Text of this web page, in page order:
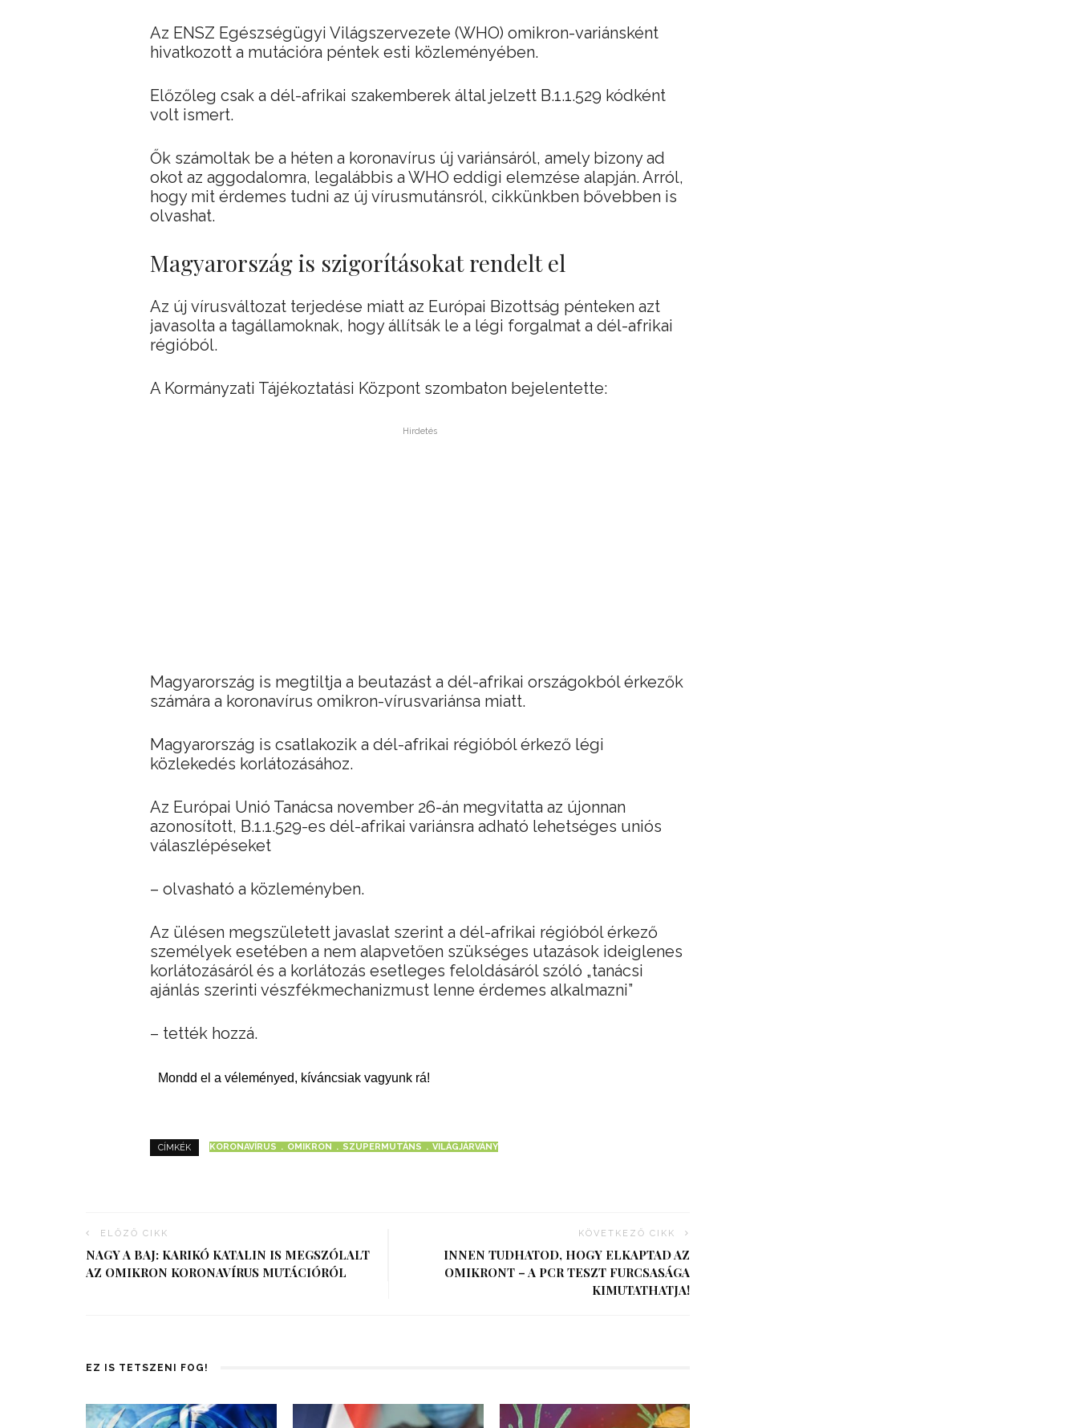
Az ENSZ Egészségügyi Világszervezete (WHO) omikron-variánsként
hivatkozott a mutációra péntek esti közleményében.
Előzőleg csak a dél-afrikai szakemberek által jelzett B.1.1.529 kódként
volt ismert.
Ők számoltak be a héten a koronavírus új variánsáról, amely bizony ad
okot az aggodalomra, legalábbis a WHO eddigi elemzése alapján. Arról,
hogy mit érdemes tudni az új vírusmutánsról, cikkünkben bővebben is
olvashat.
Magyarország is szigorításokat rendelt el
Az új vírusváltozat terjedése miatt az Európai Bizottság pénteken azt
javasolta a tagállamoknak, hogy állítsák le a légi forgalmat a dél-afrikai
régióból.
A Kormányzati Tájékoztatási Központ szombaton bejelentette:
Hirdetés
Magyarország is megtiltja a beutazást a dél-afrikai országokból érkezők
számára a koronavírus omikron-vírusvariánsa miatt.
Magyarország is csatlakozik a dél-afrikai régióból érkező légi
közlekedés korlátozásához.
Az Európai Unió Tanácsa november 26-án megvitatta az újonnan
azonosított, B.1.1.529-es dél-afrikai variánsra adható lehetséges uniós
válaszlépéseket
– olvasható a közleményben.
Az ülésen megszületett javaslat szerint a dél-afrikai régióból érkező
személyek esetében a nem alapvetően szükséges utazások ideiglenes
korlátozásáról és a korlátozás esetleges feloldásáról szóló „tanácsi
ajánlás szerinti vészfékmechanizmust lenne érdemes alkalmazni”
– tették hozzá.
Mondd el a véleményed, kíváncsiak vagyunk rá!
CÍMKÉK KORONAVÍRUS OMIKRON SZUPERMUTÁNS VILÁGJÁRVÁNY
ELŐZŐ CIKK
NAGY A BAJ: KARIKÓ KATALIN IS MEGSZÓLALT
AZ OMIKRON KORONAVÍRUS MUTÁCIÓRÓL
KÖVETKEZŐ CIKK
INNEN TUDHATOD, HOGY ELKAPTAD AZ
OMIKRONT – A PCR TESZT FURCSASÁGA
KIMUTATHATJA!
EZ IS TETSZENI FOG!